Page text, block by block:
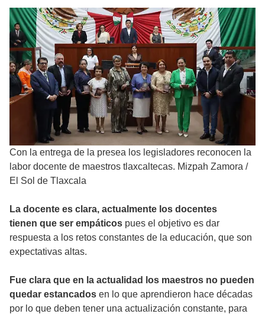
Con la entrega de la presea los legisladores reconocen la
labor docente de maestros tlaxcaltecas. Mizpah Zamora /
El Sol de Tlaxcala
La docente es clara, actualmente los docentes
tienen que ser empáticos pues el objetivo es dar
respuesta a los retos constantes de la educación, que son
expectativas altas.
Fue clara que en la actualidad los maestros no pueden
quedar estancados en lo que aprendieron hace décadas
por lo que deben tener una actualización constante, para